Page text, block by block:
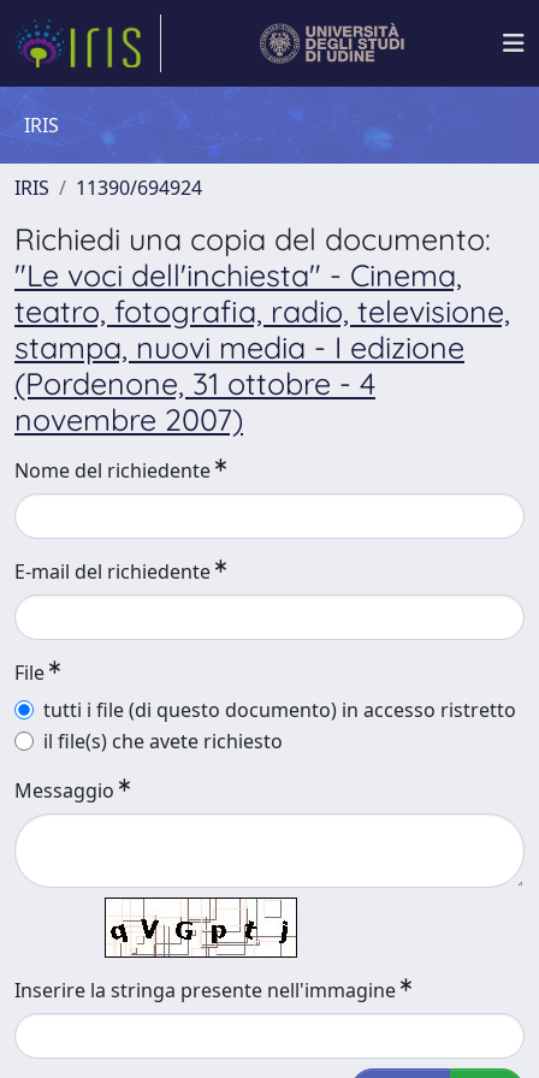
IRIS
IRIS 11390/694924
Richiedi una copia del documento:
"Le voci dell'inchiesta" - Cinema,
teatro, fotografia, radio, televisione,
stampa, nuovi media - I edizione
(Pordenone, 31 ottobre - 4
novembre 2007)
Nome del richiedente
E-mail del richiedente
File
tutti i file (di questo documento) in accesso ristretto
il file(s) che avete richiesto
Messaggio
Inserire la stringa presente nell'immagine